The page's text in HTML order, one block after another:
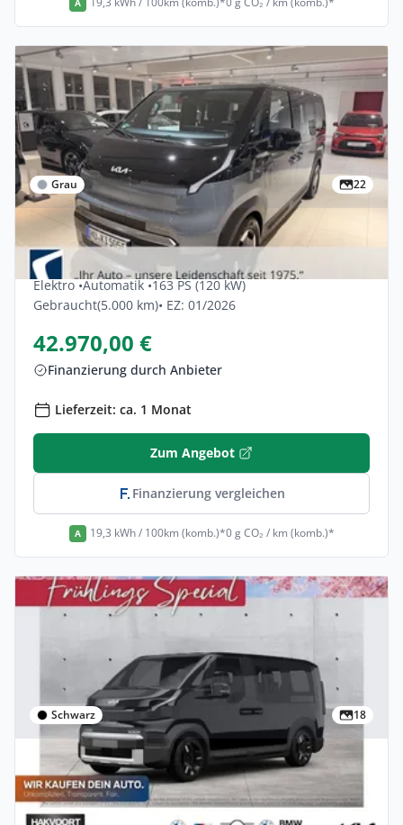
Grau 22
Gewerbe & Privat
Kia Pv5-passenger 71,2 KWh Elite 5dr
Elektro •Automatik •163 PS (120 kW)
Gebraucht(5.000 km)• EZ: 01/2026
42.970,00 €
Finanzierung durch Anbieter
Lieferzeit: ca. 1 Monat
Zum Angebot
Finanzierung vergleichen
A 19,3 kWh / 100km (komb.)*0 g CO₂ / km (komb.)*
Schwarz 18
Gewerbe & Privat
Kia Pv5-passenger 71,2 KWh Elite 5dr
Elektro •Automatik •
163 PS (120 kW)